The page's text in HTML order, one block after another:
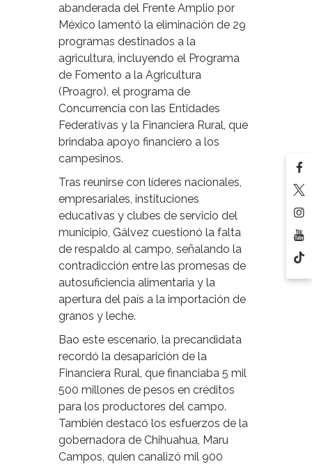
abanderada del Frente Amplio por
México lamentó la eliminación de 29
programas destinados a la
agricultura, incluyendo el Programa
de Fomento a la Agricultura
(Proagro), el programa de
Concurrencia con las Entidades
Federativas y la Financiera Rural, que
brindaba apoyo financiero a los
campesinos.
Tras reunirse con líderes nacionales,
empresariales, instituciones
educativas y clubes de servicio del
municipio, Gálvez cuestionó la falta
de respaldo al campo, señalando la
contradicción entre las promesas de
autosuficiencia alimentaria y la
apertura del país a la importación de
granos y leche.
Bao este escenario, la precandidata
recordó la desaparición de la
Financiera Rural, que financiaba 5 mil
500 millones de pesos en créditos
para los productores del campo.
También destacó los esfuerzos de la
gobernadora de Chihuahua, Maru
Campos, quien canalizó mil 900